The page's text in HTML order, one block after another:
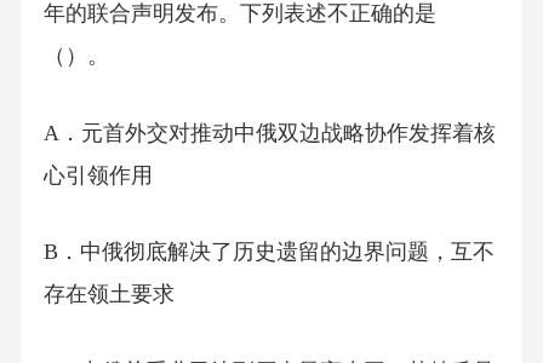
年的联合声明发布。下列表述不正确的是
（）。
A．元首外交对推动中俄双边战略协作发挥着核
心引领作用
B．中俄彻底解决了历史遗留的边界问题，互不
存在领土要求